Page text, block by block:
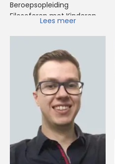
Filosofie.
Beroepsopleiding
Filosoferen met Kinderen
en Jongeren op de ISVW.
Sinds 2018 is zij actief
bestuurslid van het
platform voor
kinderfilosofie, Centrum
Kinderfilosofie Nederland. Bij
de HTF is Paulien docent
binnen de vakgroep
Onderwijs.
Lees meer